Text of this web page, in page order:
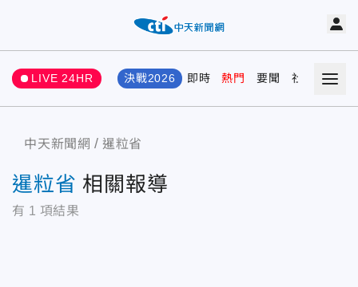
LIVE 24HR 決戰2026 即時 熱門 要聞 社會 娛樂
中天新聞網 暹粒省
暹粒省 相關報導
有 1 項結果